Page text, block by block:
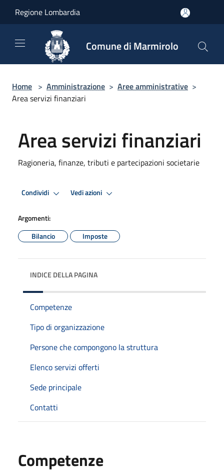
Regione Lombardia
Comune di Marmirolo
Home > Amministrazione > Aree amministrative >
Area servizi finanziari
Area servizi finanziari
Ragioneria, finanze, tributi e partecipazioni societarie
Condividi Vedi azioni
Argomenti:
Bilancio
Imposte
INDICE DELLA PAGINA
Competenze
Tipo di organizzazione
Persone che compongono la struttura
Elenco servizi offerti
Sede principale
Contatti
Competenze